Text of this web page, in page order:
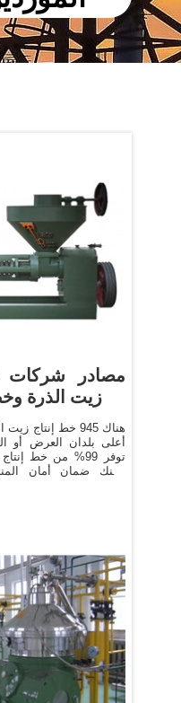
مصادر شركات
زيت الذرة
هناك 945 خط
أعلى بلدان العرض أو
توفر 99% من خط
مكنك ضمان أمان